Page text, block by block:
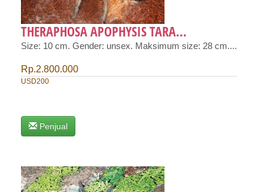
THERAPHOSA APOPHYSIS TARA...
Size: 10 cm. Gender: unsex. Maksimum size: 28 cm....
Rp.2.800.000
USD200
Penjual